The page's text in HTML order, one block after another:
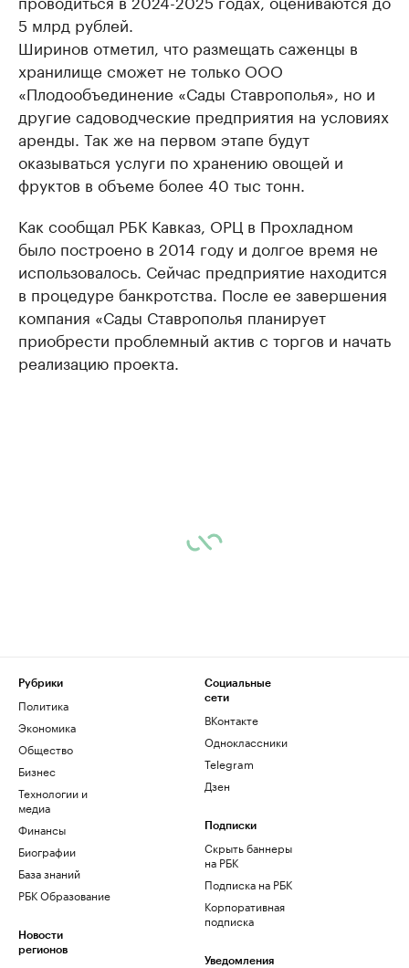
5 млрд рублей.
Ширинов отметил, что размещать саженцы в
хранилище сможет не только ООО
«Плодообъединение «Сады Ставрополья», но и
другие садоводческие предприятия на условиях
аренды. Так же на первом этапе будут
оказываться услуги по хранению овощей и
фруктов в объеме более 40 тыс тонн.
Как сообщал РБК Кавказ, ОРЦ в Прохладном
было построено в 2014 году и долгое время не
использовалось. Сейчас предприятие находится
в процедуре банкротства. После ее завершения
компания «Сады Ставрополья планирует
приобрести проблемный актив с торгов и начать
реализацию проекта.
Рубрики
Политика
Экономика
Общество
Бизнес
Технологии и
медиа
Финансы
Биографии
База знаний
РБК Образование
Новости
регионов
Социальные
сети
ВКонтакте
Одноклассники
Telegram
Дзен
Подписки
Скрыть баннеры
на РБК
Подписка на РБК
Корпоративная
подписка
Уведомления